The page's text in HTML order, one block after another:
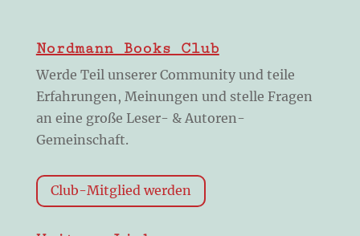
Nordmann Books Club
Werde Teil unserer Community und teile
Erfahrungen, Meinungen und stelle Fragen
an eine große Leser- & Autoren-
Gemeinschaft.
Club-Mitglied werden